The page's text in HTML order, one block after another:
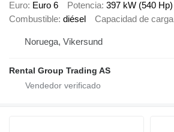
Euro Euro 6 Potencia 397 kW (540 Hp)
Combustible diésel Capacidad de carga
Noruega, Vikersund
Rental Group Trading AS